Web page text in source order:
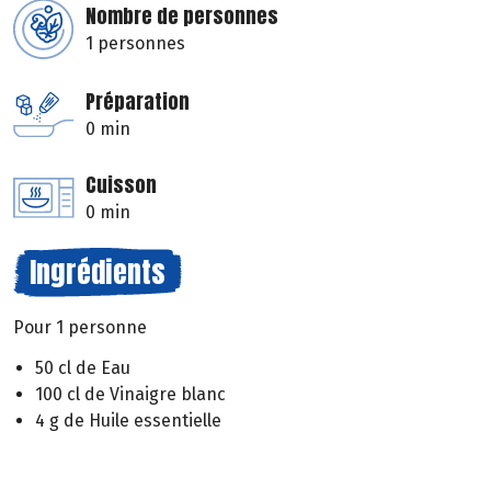
Nombre de personnes
1 personnes
Préparation
0 min
Cuisson
0 min
Ingrédients
Pour 1 personne
50 cl de Eau
100 cl de Vinaigre blanc
4 g de Huile essentielle